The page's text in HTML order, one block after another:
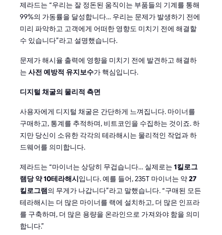
제라드는 “우리는 잘 정돈된 움직이는 부품들의 기계를 통해
99%의 가동률을 달성합니다… 우리는 문제가 발생하기 전에
미리 파악하고 고객에게 어떠한 영향도 미치기 전에 해결할
수 있습니다”라고 설명했습니다.
문제가 해시율 출력에 영향을 미치기 전에 발견하고 해결하
는 사전 예방적 유지보수가 핵심입니다.
디지털 채굴의 물리적 측면
사용자에게 디지털 채굴은 간단하게 느껴집니다. 마이너를
구매하고, 통계를 추적하며, 비트코인을 수집하는 것이죠. 하
지만 당신이 소유한 각각의 테라해시는 물리적인 작업과 하
드웨어를 의미합니다.
제라드는 “마이너는 상당히 무겁습니다… 실제로는 1킬로그
램당 약 10테라해시입니다. 예를 들어, 235T 마이너는 약27
킬로그램의 무게가 나갑니다”라고 말했습니다. “구매된 모든
테라해시는 더 많은 마이너를 랙에 설치하고, 더 많은 인프라
를 구축하며, 더 많은 용량을 온라인으로 가져와야 함을 의미
합니다.”